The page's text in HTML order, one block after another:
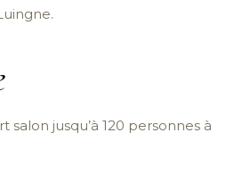
salon jusqu’à 120 personnes à